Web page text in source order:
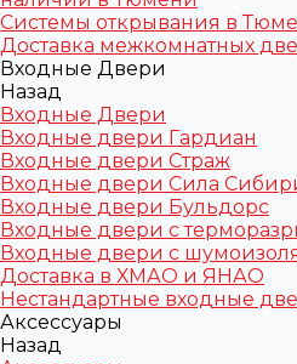
Системы открывания в
Доставка межкомнатных
Входные Двери
Назад
Входные Двери
Входные двери Гардиан
Входные двери Страж
Входные двери Сила
Входные двери Бульдорс
Входные двери с
Входные двери с
Доставка в ХМАО и ЯНАО
Нестандартные входные
Аксессуары
Назад